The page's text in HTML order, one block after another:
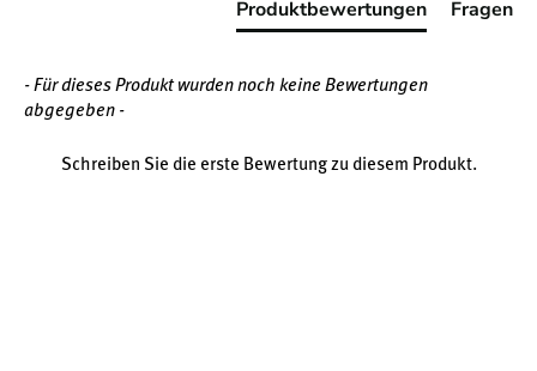
Produktbewertungen Fragen
- Für dieses Produkt wurden noch keine Bewertungen
abgegeben -
Schreiben Sie die erste Bewertung zu diesem Produkt.